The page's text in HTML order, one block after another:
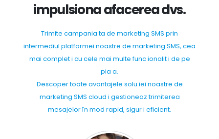
impulsiona afacerea dvs.
Trimite campania ta de marketing SMS prin
intermediul platformei noastre de marketing SMS, cea
mai complet i cu cele mai multe func ionalit i de pe
pia a.
Descoper toate avantajele solu iei noastre de
marketing SMS cloud i gestioneaz trimiterea
mesajelor în mod rapid, sigur i eficient.